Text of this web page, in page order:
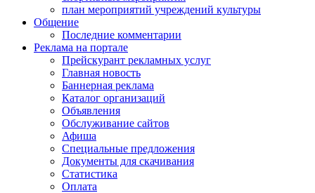
план мероприятий учреждений культуры
Общение
Последние комментарии
Реклама на портале
Прейскурант рекламных услуг
Главная новость
Баннерная реклама
Каталог организаций
Объявления
Обслуживание сайтов
Афиша
Специальные предложения
Документы для скачивания
Статистика
Оплата